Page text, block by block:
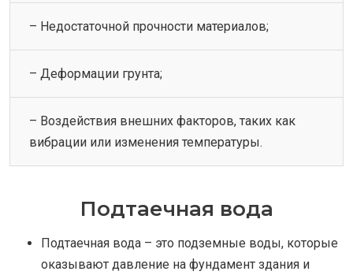
– Недостаточной прочности материалов;
– Деформации грунта;
– Воздействия внешних факторов, таких как
вибрации или изменения температуры.
Подтаечная вода
Подтаечная вода – это подземные воды, которые
оказывают давление на фундамент здания и